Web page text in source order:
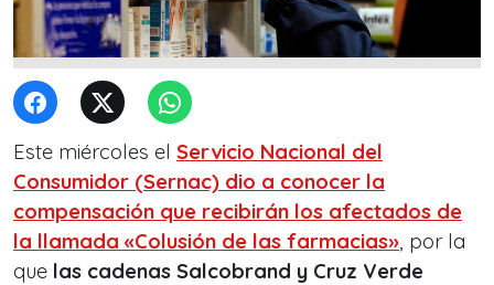
Este miércoles el Servicio Nacional del
Consumidor (Sernac) dio a conocer la
compensación que recibirán los afectados de
la llamada «Colusión de las farmacias», por la
que las cadenas Salcobrand y Cruz Verde